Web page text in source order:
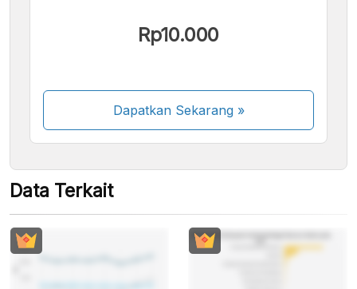
Rp10.000
Dapatkan Sekarang»
Data Terkait